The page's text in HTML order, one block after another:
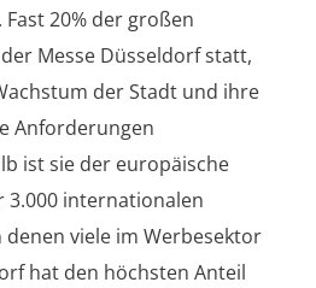
20% der großen
Messe Düsseldorf statt,
der Stadt und ihre
Anforderungen
ist sie der europäische
3.000 internationalen
viele im Werbesektor
hat den höchsten Anteil